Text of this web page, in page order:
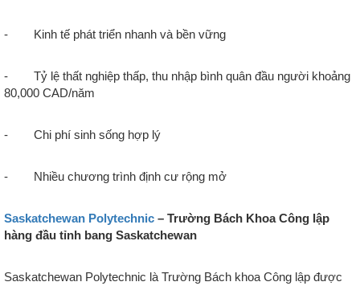
- Kinh tế phát triển nhanh và bền vững
- Tỷ lệ thất nghiệp thấp, thu nhập bình quân đầu người khoảng
80,000 CAD/năm
- Chi phí sinh sống hợp lý
- Nhiều chương trình định cư rộng mở
Saskatchewan Polytechnic – Trường Bách Khoa Công lập
hàng đầu tỉnh bang Saskatchewan
Saskatchewan Polytechnic là Trường Bách khoa Công lập được